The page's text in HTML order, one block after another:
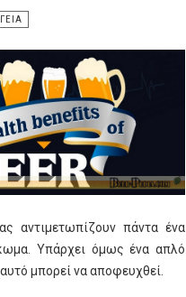
αντιμετωπίζουν πάντα ένα
Υπάρχει όμως ένα απλό
μπορεί να αποφευχθεί.